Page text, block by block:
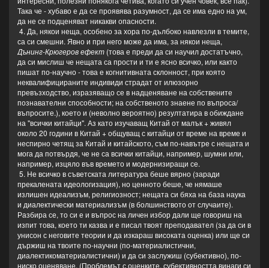
Така че - хубаво е да се проявява разумност, да се има едно на ум,
да не се подценяват никакви опасности.
4. Да, някои неща, особено за хора по-дълбоко навлезли в темите,
са си смешни. Явно и при него може да има, за някои неща,
Дънинг-Крюгеров ефект (това е преди да си научил достатъчно,
да си мислиш че нещата са прости и ти е ясно всичко, или както
пишат по-научно - това е когнитивната склонност, при която
неквалифицираните индивиди страдат от илюзорно
превъзходство, изразяващо се в надценяване на собствените
познавателни способности; на собственото знаене по въпроса/
въпросите.), което и (неволно вероятно) резултатира в обиждане
на "всички китайци". Аз като изучаващ Китай от малък + живял
около 20 години в Китай + общуващ с китайци от време на време и
неспирно четящ за Китай и китайското, съм по-навътре с нещата и
мога да потвърдя, че не са всички китайци, например, шумни или,
например, изцяло във времето и модернизиращи се.
5. Не всичко в съветската литература беше вярно (заради
прекалената идеологизация), но ценното беше, че нямаше
излишен идеализъм, религиозност; нещата си бяха на база наука
и диалектически материализъм (в болшинството от случаите).
Разбира се, то си е и въпрос на личен избор дали ще говориш на
изпит това, което ти казва и е писал твоят преподавател (за да си в
унисон с неговите теории и да изкараш високата оценка) или ще си
държиш на твоите по-научни (по-материалистични,
диалектикоматериалистични) и да си заслужиш (субективно), по-
ниско оценяване. (Проблемът с оценките, субективността винаги си